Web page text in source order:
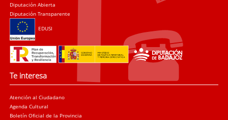
Diputación Abierta
Diputación Transparente
EDUSI
Te interesa
Atención al Ciudadano
Agenda Cultural
Boletín Oficial de la Provincia